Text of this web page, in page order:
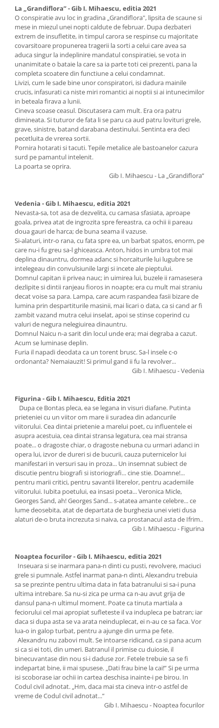
La „Grandiflora” - Gib I. Mihaescu, editia 2021
O conspiratie avu loc in gradina „Grandiflora", lipsita de scaune si
mese in miezul unei nopti caldute de februar. Dupa dezbateri
extrem de insufletite, in timpul carora se respinse cu majoritate
covarsitoare propunerea tragerii la sorti a celui care avea sa
aduca singur la indeplinire mandatul conspiratiei, se vota in
unanimitate o bataie la care sa ia parte toti cei prezenti, pana la
completa scoatere din functiune a celui condamnat.
Livizi, cum le sade bine unor conspiratori, isi dadura mainile
crucis, infasurati ca niste miri romantici ai noptii si ai intunecimilor
in beteala firava a lunii.
Cineva scoase ceasul. Discutasera cam mult. Era ora patru
dimineata. Si tuturor de fata li se paru ca aud patru lovituri grele,
grave, sinistre, batand darabana destinului. Sentinta era deci
pecetluita de vrerea sortii.
Pornira hotarati si tacuti. Tepile metalice ale bastoanelor cazura
surd pe pamantul intelenit.
La poarta se oprira.
Gib I. Mihaescu - La „Grandiflora”
Vedenia - Gib I. Mihaescu, editia 2021
Nevasta-sa, tot asa de dezvelita, cu camasa sfasiata, aproape
goala, privea atat de ingrozita spre fereastra, ca ochii ii pareau
doua gauri de harca; de buna seama il vazuse.
Si-alaturi, intr-o rana, cu fata spre ea, un barbat spatos, enorm, pe
care nu-i fu greu sa-l ghiceasca. Anton, hidos in umbra tot mai
deplina dinauntru, dormea adanc si horcaiturile lui lugubre se
intelegeau din convulsiunile largi si incete ale pieptului.
Domnul capitan ii privea nauc; in uimirea lui, buzele ii ramasesera
dezlipite si dintii ranjeau fioros in noapte; era cu mult mai straniu
decat voise sa para. Lampa, care acum raspandea fasii bizare de
lumina prin despartiturile masinii, mai licari o data, ca si cand ar fi
zambit vazand mutra celui inselat, apoi se stinse coperind cu
valuri de negura nelegiuirea dinauntru.
Domnul Naicu n-a sarit din locul unde era; mai degraba a cazut.
Acum se luminase deplin.
Furia il napadi deodata ca un torent brusc. Sa-l insele c-o
ordonanta? Nemaiauzit! Si primul gand ii fu la revolver...
Gib I. Mihaescu - Vedenia
Figurina - Gib I. Mihaescu, Editia 2021
Dupa ce Bontas pleca, ea se legana in visuri diafane. Putinta
prieteniei cu un viitor om mare ii suradea din adancurile
viitorului. Cea dintai prietenie a marelui poet, cu influentele ei
asupra acestuia, cea dintai stransa legatura, cea mai stransa
poate... o dragoste chiar, o dragoste nebuna cu urmari adanci in
opera lui, izvor de dureri si de bucurii, cauza puternicelor lui
manifestari in versuri sau in proza... Un insemnat subiect de
discutie pentru biografi si istoriografi... cine stie. Doamne!...
pentru marii critici, pentru savantii literelor, pentru academiile
viitorului. Iubita poetului, ea insasi poeta... Veronica Micle,
Georges Sand, ah! Georges Sand... s-atatea amante celebre... ce
lume deosebita, atat de departata de burghezia unei vieti dusa
alaturi de-o bruta increzuta si naiva, ca prostanacul asta de Ifrim..
Gib I. Mihaescu - Figurina
Noaptea focurilor - Gib I. Mihaescu, editia 2021
Inseuara si se inarmara pana-n dinti cu pusti, revolvere, maciuci
grele si pumnale. Astfel inarmat pana-n dinti, Alexandru trebuia
sa se prezinte pentru ultima data in fata batranului si sa-i puna
ultima intrebare. Sa nu-si zica pe urma ca n-au avut grija de
dansul pana-n ultimul moment. Poate ca tinuta martiala a
feciorului cel mai apropiat sufleteste il va indupleca pe batran; iar
daca si dupa asta se va arata neinduplecat, ei n-au ce sa faca. Vor
lua-o in galop turbat, pentru a ajunge din urma pe fete.
Alexandru nu zabovi mult. Se intoarse ridicand, ca si pana acum
si ca si ei toti, din umeri. Batranul il primise cu duiosie, il
binecuvantase din nou si-i daduse zor. Fetele trebuie sa se fi
indepartat bine, ii mai spusese. „Dati frau bine la cai!” Si pe urma
isi scoborase iar ochii in cartea deschisa inainte-i pe birou. In
Codul civil adnotat. „Hm, daca mai sta cineva intr-o astfel de
vreme de Codul civil adnotat...”
Gib I. Mihaescu - Noaptea focurilor